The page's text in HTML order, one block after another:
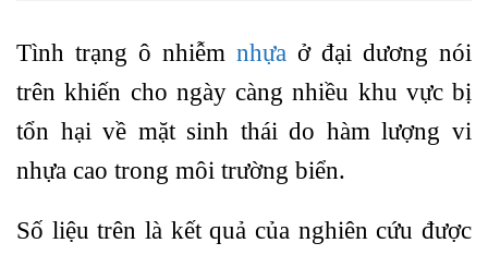
Tình trạng ô nhiễm nhựa ở đại dương nói
trên khiến cho ngày càng nhiều khu vực bị
tổn hại về mặt sinh thái do hàm lượng vi
nhựa cao trong môi trường biển.
Số liệu trên là kết quả của nghiên cứu được